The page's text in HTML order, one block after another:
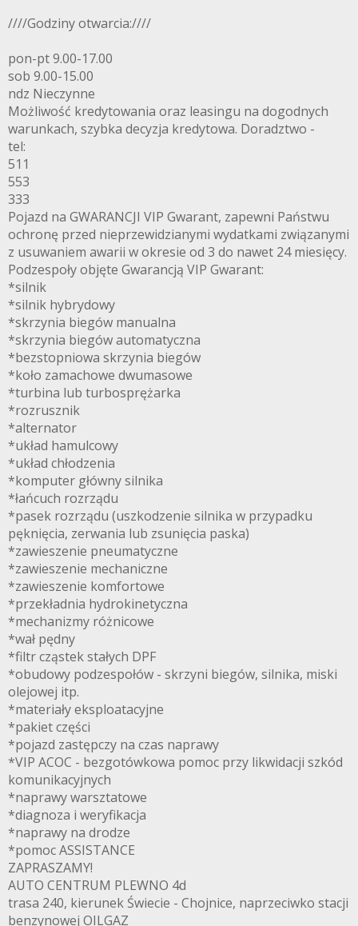
////Godziny otwarcia:////
pon-pt 9.00-17.00
sob 9.00-15.00
ndz Nieczynne
Możliwość kredytowania oraz leasingu na dogodnych
warunkach, szybka decyzja kredytowa. Doradztwo -
tel:
511
553
333
Pojazd na GWARANCJI VIP Gwarant, zapewni Państwu
ochronę przed nieprzewidzianymi wydatkami związanymi
z usuwaniem awarii w okresie od 3 do nawet 24 miesięcy.
Podzespoły objęte Gwarancją VIP Gwarant:
*silnik
*silnik hybrydowy
*skrzynia biegów manualna
*skrzynia biegów automatyczna
*bezstopniowa skrzynia biegów
*koło zamachowe dwumasowe
*turbina lub turbosprężarka
*rozrusznik
*alternator
*układ hamulcowy
*układ chłodzenia
*komputer główny silnika
*łańcuch rozrządu
*pasek rozrządu (uszkodzenie silnika w przypadku
pęknięcia, zerwania lub zsunięcia paska)
*zawieszenie pneumatyczne
*zawieszenie mechaniczne
*zawieszenie komfortowe
*przekładnia hydrokinetyczna
*mechanizmy różnicowe
*wał pędny
*filtr cząstek stałych DPF
*obudowy podzespołów - skrzyni biegów, silnika, miski
olejowej itp.
*materiały eksploatacyjne
*pakiet części
*pojazd zastępczy na czas naprawy
*VIP ACOC - bezgotówkowa pomoc przy likwidacji szkód
komunikacyjnych
*naprawy warsztatowe
*diagnoza i weryfikacja
*naprawy na drodze
*pomoc ASSISTANCE
ZAPRASZAMY!
AUTO CENTRUM PLEWNO 4d
trasa 240, kierunek Świecie - Chojnice, naprzeciwko stacji
benzynowej OILGAZ